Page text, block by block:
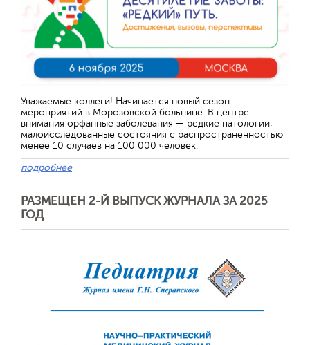
Уважаемые коллеги! Начинается новый сезон
мероприятий в Морозовской больнице. В центре
внимания орфанные заболевания — редкие патологии,
малоисследованные состояния с распространенностью
менее 10 случаев на 100 000 человек.
подробнее
РАЗМЕЩЕН 2-Й ВЫПУСК ЖУРНАЛА ЗА 2025
ГОД